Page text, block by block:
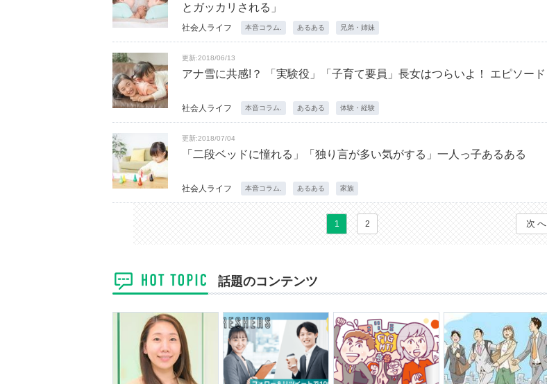
とガッカリされる」
社会人ライフ 本音コラム. あるある 兄弟・姉妹
更新:2018/06/13
アナ雪に共感!？ 「実験役」「子育て要員」長女はつらいよ！ エピソード
社会人ライフ 本音コラム. あるある 体験・経験
更新:2018/07/04
「二段ベッドに憧れる」「独り言が多い気がする」一人っ子あるある
社会人ライフ 本音コラム. あるある 家族
1 2 次へ
話題のコンテンツ